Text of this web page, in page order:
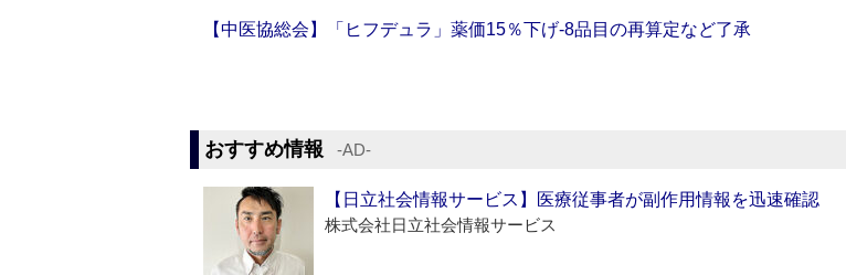
【中医協総会】「ヒフデュラ」薬価15％下げ‐8品目の再算定など了承
おすすめ情報 ‐AD‐
【日立社会情報サービス】医療従事者が副作用情報を迅速確認
株式会社日立社会情報サービス